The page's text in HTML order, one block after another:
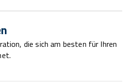
die sich am besten für Ihren